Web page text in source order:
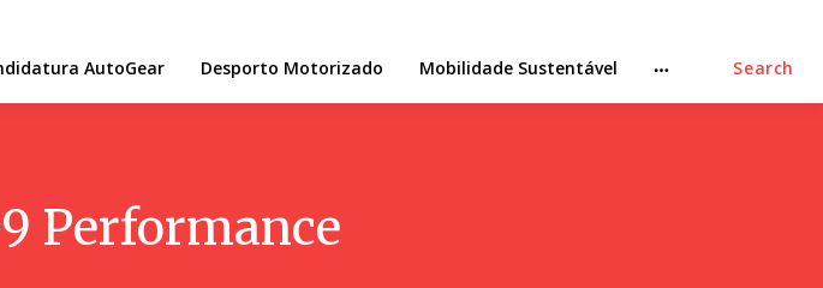
AutoGear Desporto Motorizado Mobilidade Sustentável Search
Performance